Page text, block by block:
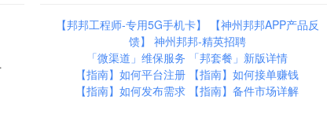
免费赠送
【邦邦工程师-专用5G手机卡】
【神州邦邦APP产品反
馈】 神州邦邦-精英招聘
「微渠道」维保服务
「邦套餐」新版详情
【指南】如何平台注册 【指南】如何接单赚钱
【指南】如何发布需求 【指南】备件市场详解